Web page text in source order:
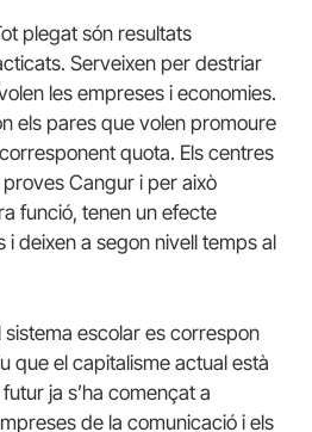
plegat són resultats
Serveixen per destriar
les empreses i economies.
els pares que volen promoure
quota. Els centres
Cangur i per això
funció, tenen un efecte
deixen a segon nivell temps al
escolar es correspon
que el capitalisme actual està
ja s’ha començat a
de la comunicació i els